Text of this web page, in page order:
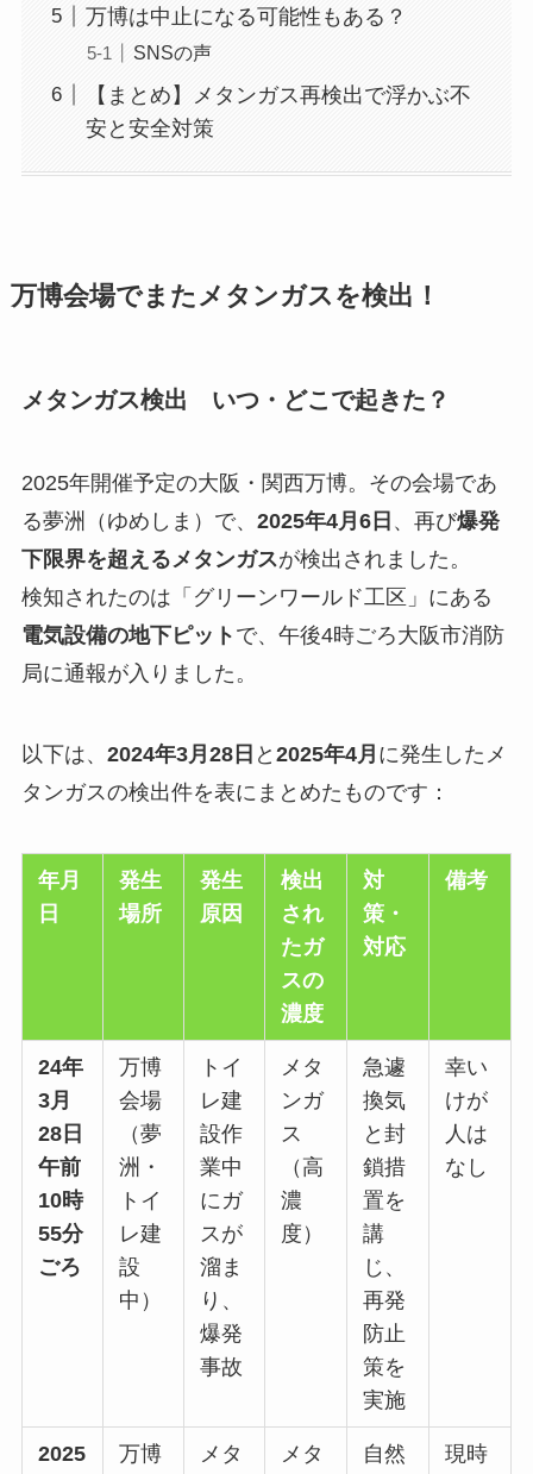
万博は中止になる可能性もある？
SNSの声
【まとめ】メタンガス再検出で浮かぶ不
安と安全対策
万博会場でまたメタンガスを検出！
メタンガス検出 いつ・どこで起きた？
2025年開催予定の大阪・関西万博。その会場であ
る夢洲（ゆめしま）で、 2025年4月6日 、再び爆発
下限界を超えるメタンガスが検出されました。
検知されたのは「グリーンワールド工区」にある
電気設備の地下ピット で、午後4時ごろ大阪市消防
局に通報が入りました。
以下は、 2024年3月28日 と 2025年4月 に発生したメ
タンガスの検出件を表にまとめたものです：
年月
日
発生
場所
発生
原因
検出
され
たガ
スの
濃度
対
策・
対応
備考
24年
3月
28日
午前
10時
55分
ごろ
万博
会場
（夢
洲・
トイ
レ建
設
中）
トイ
レ建
設作
業中
にガ
スが
溜ま
り、
爆発
事故
メタ
ンガ
ス
（高
濃
度）
急遽
換気
と封
鎖措
置を
講
じ、
再発
防止
策を
実施
幸い
けが
人は
なし
2025
万博
メタ
メタ
自然
現時